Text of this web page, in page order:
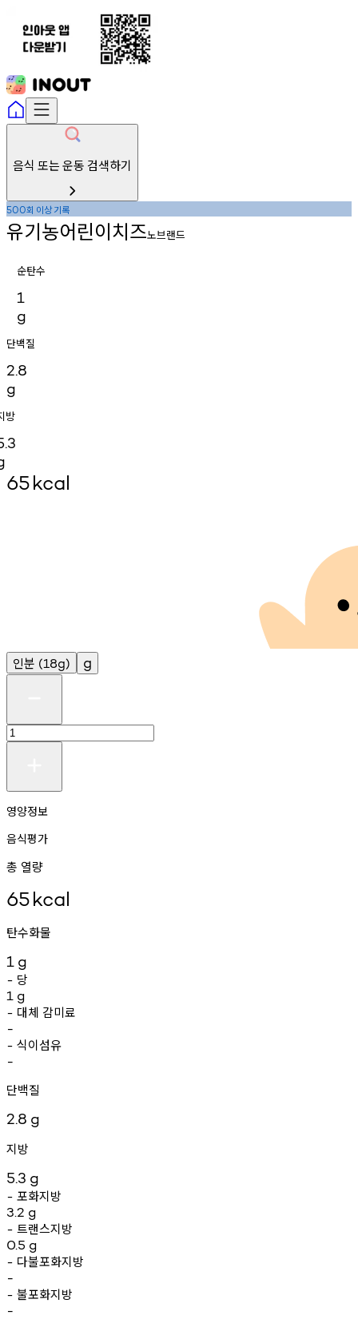
음식 또는 운동 검색하기
500회 이상기록
유기농어린이치즈노브랜드
순탄수
1
g
단백질
2.8
g
방
65kcal
인분 (18g) g
영양정보
음식평가
총 열량
65kcal
탄수화물
1 g
- 당
1 g
- 대체 감미료
-
- 식이섬유
-
단백질
2.8 g
지방
5.3 g
- 포화지방
3.2 g
- 트랜스지방
0.5 g
- 다불포화지방
-
- 불포화지방
-